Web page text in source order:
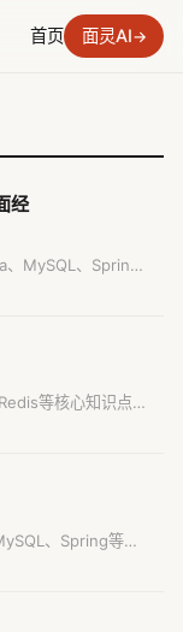
首页 面灵AI→
经
、MySQL、Spring
备AI算法工程师面
等核心知识点。
面试的求职者参考
、Spring等核
算法工程师面试的